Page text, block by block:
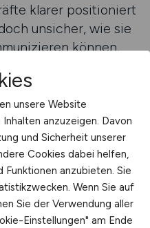
klarer positioniert
unsicher, wie sie
können.
Erwartungen zu
Unsicherheit. Eine
Positionierung kann
zu finden und die
klar zu
glaubwürdige und
zu
unsere Website
anzuzeigen. Davon
und Sicherheit unserer
Cookies dabei helfen,
Funktionen anzubieten. Sie
Wenn Sie auf
Sie der Verwendung aller
Einstellungen" am Ende